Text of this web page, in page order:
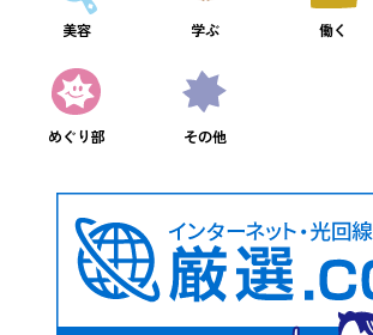
美容 学ぶ 働く
めぐり部 その他